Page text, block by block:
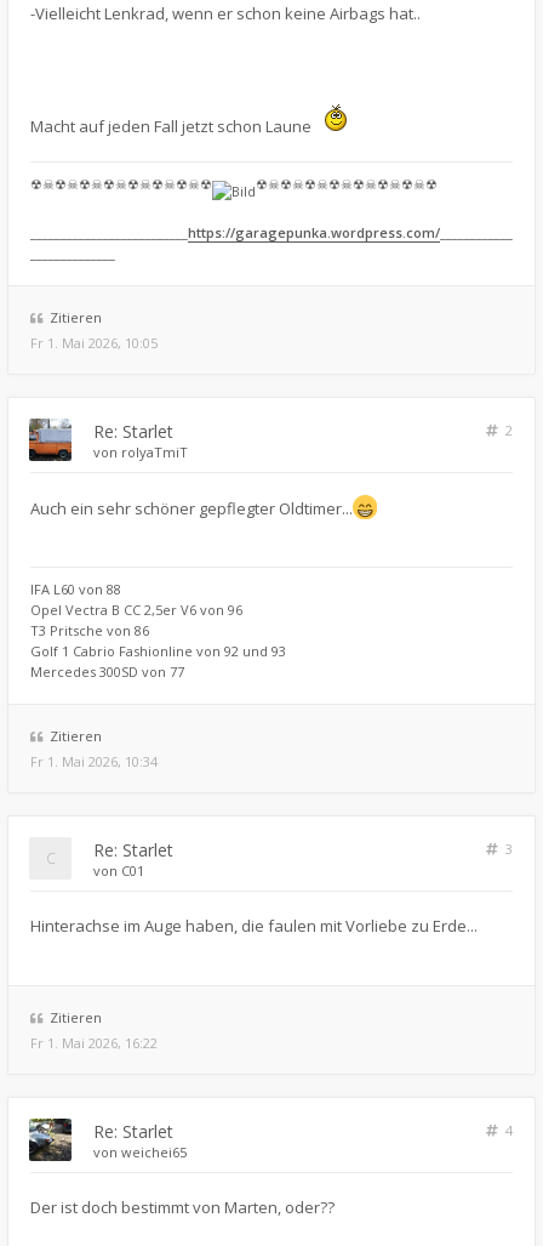
-Vielleicht Lenkrad, wenn er schon keine Airbags hat..
Macht auf jeden Fall jetzt schon Laune
☢☠☢☠☢☠☢☠☢☠☢☠☢☠☢ ☢☠☢☠☢☠☢☠☢☠☢☠☢☠☢
https://garagepunka.wordpress.com/
Zitieren
Fr 1. Mai 2026, 10:05
Re: Starlet
2
von rolyaTmiT
Auch ein sehr schöner gepflegter Oldtimer...
IFA L60 von 88
Opel Vectra B CC 2,5er V6 von 96
T3 Pritsche von 86
Golf 1 Cabrio Fashionline von 92 und 93
Mercedes 300SD von 77
Zitieren
Fr 1. Mai 2026, 10:34
Re: Starlet
3
von C01
Hinterachse im Auge haben, die faulen mit Vorliebe zu Erde...
Zitieren
Fr 1. Mai 2026, 16:22
Re: Starlet
4
von weichei65
Der ist doch bestimmt von Marten, oder??